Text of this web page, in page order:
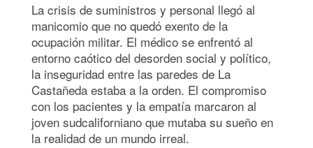
La crisis de suministros y personal llegó al
manicomio que no quedó exento de la
ocupación militar. El médico se enfrentó al
entorno caótico del desorden social y político,
la inseguridad entre las paredes de La
Castañeda estaba a la orden. El compromiso
con los pacientes y la empatía marcaron al
joven sudcaliforniano que mutaba su sueño en
la realidad de un mundo irreal.